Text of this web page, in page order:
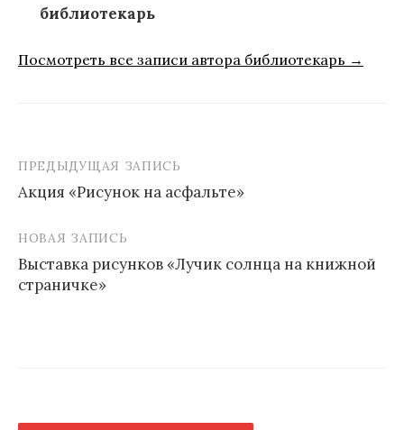
библиотекарь
Посмотреть все записи автора библиотекарь →
Навигация
по
записям
ПРЕДЫДУЩАЯ ЗАПИСЬ
Акция «Рисунок на асфальте»
НОВАЯ ЗАПИСЬ
Выставка рисунков «Лучик солнца на книжной
страничке»